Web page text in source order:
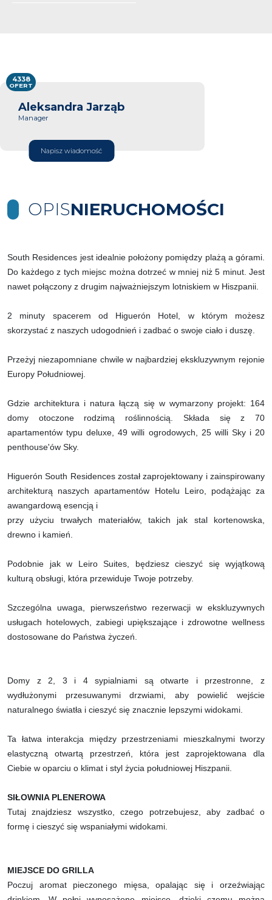
Aleksandra Jarząb
Manager
Napisz wiadomość
4338
OFERT
OPISNIERUCHOMOŚCI
South Residences jest idealnie położony pomiędzy plażą a górami.
Do każdego z tych miejsc można dotrzeć w mniej niż 5 minut. Jest
nawet połączony z drugim najważniejszym lotniskiem w Hiszpanii.
2 minuty spacerem od Higuerón Hotel, w którym możesz
skorzystać z naszych udogodnień i zadbać o swoje ciało i duszę.
Przeżyj niezapomniane chwile w najbardziej ekskluzywnym rejonie
Europy Południowej.
Gdzie architektura i natura łączą się w wymarzony projekt: 164
domy otoczone rodzimą roślinnością. Składa się z 70
apartamentów typu deluxe, 49 willi ogrodowych, 25 willi Sky i 20
penthouse'ów Sky.
Higuerón South Residences został zaprojektowany i zainspirowany
architekturą naszych apartamentów Hotelu Leiro, podążając za
awangardową esencją i
przy użyciu trwałych materiałów, takich jak stal kortenowska,
drewno i kamień.
Podobnie jak w Leiro Suites, będziesz cieszyć się wyjątkową
kulturą obsługi, która przewiduje Twoje potrzeby.
Szczególna uwaga, pierwszeństwo rezerwacji w ekskluzywnych
usługach hotelowych, zabiegi upiększające i zdrowotne wellness
dostosowane do Państwa życzeń.
Domy z 2, 3 i 4 sypialniami są otwarte i przestronne, z
wydłużonymi przesuwanymi drzwiami, aby powielić wejście
naturalnego światła i cieszyć się znacznie lepszymi widokami.
Ta łatwa interakcja między przestrzeniami mieszkalnymi tworzy
elastyczną otwartą przestrzeń, która jest zaprojektowana dla
Ciebie w oparciu o klimat i styl życia południowej Hiszpanii.
SIŁOWNIA PLENEROWA
Tutaj znajdziesz wszystko, czego potrzebujesz, aby zadbać o
formę i cieszyć się wspaniałymi widokami.
MIEJSCE DO GRILLA
Poczuj aromat pieczonego mięsa, opalając się i orzeźwiając